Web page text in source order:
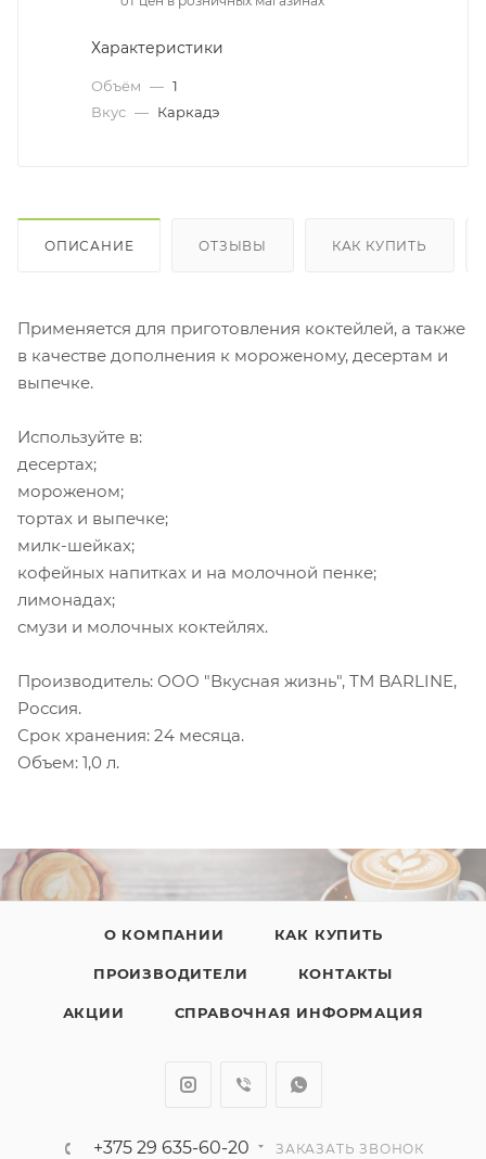
Характеристики
Объём — 1
Вкус — Каркадэ
ОПИСАНИЕ ОТЗЫВЫ КАК КУПИТЬ
Применяется для приготовления коктейлей, а также
в качестве дополнения к мороженому, десертам и
выпечке.
Используйте в:
десертах;
мороженом;
тортах и выпечке;
милк-шейках;
кофейных напитках и на молочной пенке;
лимонадах;
смузи и молочных коктейлях.
Производитель: ООО "Вкусная жизнь", ТМ BARLINE,
Россия.
Срок хранения: 24 месяца.
Объем: 1,0 л.
О КОМПАНИИ КАК КУПИТЬ
ПРОИЗВОДИТЕЛИ КОНТАКТЫ
АКЦИИ СПРАВОЧНАЯ ИНФОРМАЦИЯ
+375 29 635-60-20 ЗАКАЗАТЬ ЗВОНОК